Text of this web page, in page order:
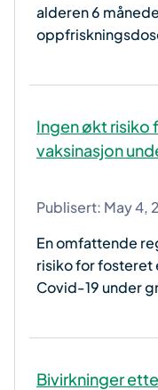
alderen 6
Ingen økt
vaksinasjon
Publisert: May 4,
En omfattende
risiko for fosteret
Covid-19 under
Bivirkninger